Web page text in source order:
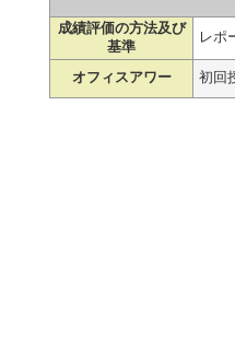
成績評価の方法及び
基準
レポ
オフィスアワー 初回